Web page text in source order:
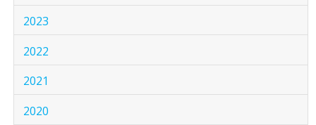
2023
2022
2021
2020